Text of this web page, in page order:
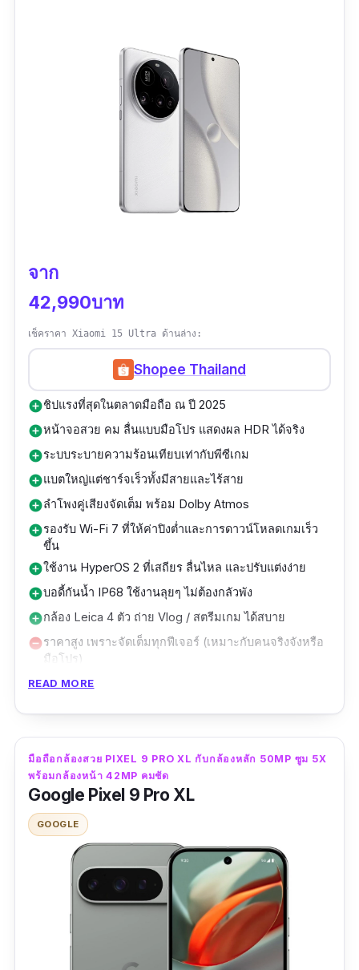
บันทึกภาพจริงจัง แต่ไม่อยากพกกล้องใหญ่ให้
กล้องหลัง 4 ตัว: 200MP (F1.7) + 50MP +
50MP + 10MP, Optical Zoom 3x/5x, Digital
Zoom สูงสุด 100x
วิดีโอ 8K UHD @60fps, Slow Motion
หน้าจอ Dynamic AMOLED 2X 6.9 นิ้ว ความ
ละเอียด 3120x1440 (Quad HD+) รีเฟรชเรท
รองรับ S Pen ใช้งานจด/วาด/แก้รูปได้เหมือน
Galaxy Note
ชิป Octa-Core 4.47GHz + RAM 12GB
ความจุภายใน 256GB เหลือให้ใช้จริง 7GB
รองรับ 5G ครบทุกคลื่น Sub6
แบตเตอรี่ 5,000mAh ใช้งานดูวิดีโอได้สูงสุด
31 ชั่วโมง
เหมาะกับผู้ที่ต้องการมือถือกล้องสวยสำหรับ
มือถือ หรือคนที่อยากใช้โทรศัพท์เป็นกล้องหลัก
ในชีวิตประจำวัน
จาก Apple ที่ออกแบบมาให้ถ่ายรูปและวิดีโอระดับ
โปร ด้วย ระบบกล้องหลัง Pro Camera System
48MP ที่พัฒนาขึ้นทั้งด้านความละเอียด สีสัน และ
ประสิทธิภาพในที่แสงน้อย ให้ภาพคมชัดและ
ชุดกล้องหลังประกอบด้วยเลนส์หลัก 48MP พร้อม
ฟีเจอร์ Fusion, เลนส์ Ultra Wide 48MP สำหรับ
ละเอียดได้อย่างแม่นยำ ทำให้ iPhone รุ่นนี้เป็นมือ
ถือถ่ายรูปสวยที่คนรักการถ่ายภาพต้องหลงรัก
หน้าจอ Super Retina XDR Display ขนาด 6.9 นิ้ว
แสดงผลสีสดสมจริงระดับ HDR เพื่อการชมภาพ
และวิดีโออย่างเต็มอารมณ์ รองรับความละเอียด
สูงสุดของภาพถ่ายกล้องหลังได้อย่างไม่เสียราย
ละเอียด
ขุมพลัง A18 Pro chip ช่วยให้ประมวลผลการถ่าย
รูป การตัดต่อวิดีโอ และการใช้งานแอปหนัก ๆ ได้
รวดเร็วลื่นไหล ทั้งยังทำงานได้ต่อเนื่องโดยไม่
สะดุด
กล้องหน้า TrueDepth 12MP รองรับการถ่ายเซลฟี่
คมชัด และใช้ Face ID ในการปลดล็อกที่ปลอดภัย
และแม่นยำ
ตัวเครื่องดีไซน์หรู สี Desert Titanium กันน้ำลึก 6
เมตรนานสูงสุด 30 นาที ตอบโจทย์คนที่อยากพก
การดูวิดีโอ รองรับ MagSafe และ Qi wireless
charging เพื่อความสะดวกในชีวิตประจำวัน
iPhone 16 Pro Max มาพร้อมความจุ 256GB
เหลือเฟือสำหรับเก็บภาพและวิดีโอคุณภาพสูง
เหมาะกับคนที่ต้องการมือถือกล้องดีที่สุดเพื่อการ
ถ่ายคอนเทนต์ในทุกโอกาส
จาก
42,990บาท
เช็คราคา Xiaomi 15 Ultra ด้านล่าง:
Shopee Thailand
add_circleชิปแรงที่สุดในตลาดมือถือ ณ ปี 2025
add_circleหน้าจอสวย คม ลื่นแบบมือโปร แสดงผล HDR ได้จริง
add_circleระบบระบายความร้อนเทียบเท่ากับพีซีเกม
add_circleแบตใหญ่แต่ชาร์จเร็วทั้งมีสายและไร้สาย
add_circleลำโพงคู่เสียงจัดเต็ม พร้อม Dolby Atmos
add_circleรองรับ Wi-Fi 7 ที่ให้ค่าปิงต่ำและการดาวน์โหลดเกมเร็ว
ขึ้น
add_circleใช้งาน HyperOS 2 ที่เสถียร ลื่นไหล และปรับแต่งง่าย
add_circleบอดี้กันน้ำ IP68 ใช้งานลุยๆ ไม่ต้องกลัวพัง
add_circleกล้อง Leica 4 ตัว ถ่าย Vlog / สตรีมเกม ได้สบาย
remove_circleราคาสูง เพราะจัดเต็มทุกฟีเจอร์ (เหมาะกับคนจริงจังหรือ
มือโปร)
remove_circleชาร์จไร้สาย 80W ต้องซื้อแท่นแยก
Summilux ความละเอียดสูงสุด 200MP และ
เซ็นเซอร์หลักขนาด 1 นิ้ว ให้คุณภาพระดับมือ
อาชีพในทุกช็อต ไม่ว่าจะถ่ายวิว มุมกว้าง หรือ
พอร์ตเทรต
ชุดกล้องหลังจัดเต็มด้วย 4 กล้อง Leica: กล้องหลัก
50MP, อัลตร้าเทเล 200MP, เทเล 50MP และ
อัลตร้าไวด์ 50MP ครอบคลุมระยะ 14-135 มม.
พร้อมระบบ Master-Lens ให้คุณเลือกเลนส์จำลอง
ได้ตามใจ เสมือนใช้กล้อง DSLR แบบพกพา
READ MORE
มือถือกล้องสวย PIXEL 9 PRO XL กับกล้องหลัก 50MP ซูม 5X
พร้อมกล้องหน้า 42MP คมชัด
Google Pixel 9 Pro XL
GOOGLE